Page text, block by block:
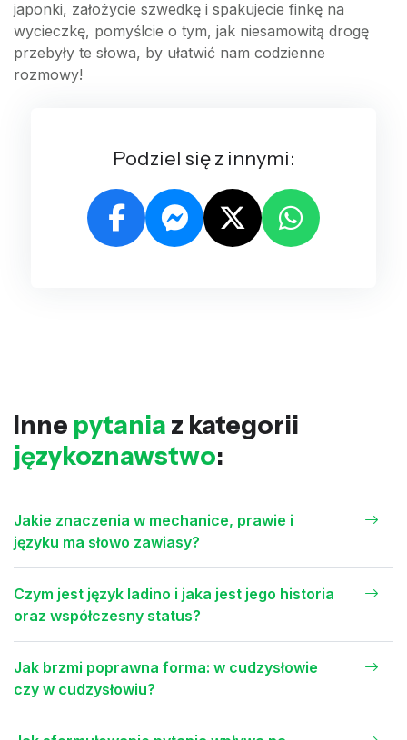
japonki, założycie szwedkę i spakujecie finkę na
wycieczkę, pomyślcie o tym, jak niesamowitą drogę
przebyły te słowa, by ułatwić nam codzienne
rozmowy!
Podziel się z innymi:
Inne pytania z kategorii
językoznawstwo:
Jakie znaczenia w mechanice, prawie i
języku ma słowo zawiasy?
Czym jest język ladino i jaka jest jego historia
oraz współczesny status?
Jak brzmi poprawna forma: w cudzysłowie
czy w cudzysłowiu?